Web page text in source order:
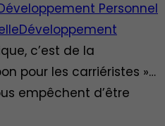
Personnel
Développement
c’est de la
pour les carriéristes »…
empêchent d’être